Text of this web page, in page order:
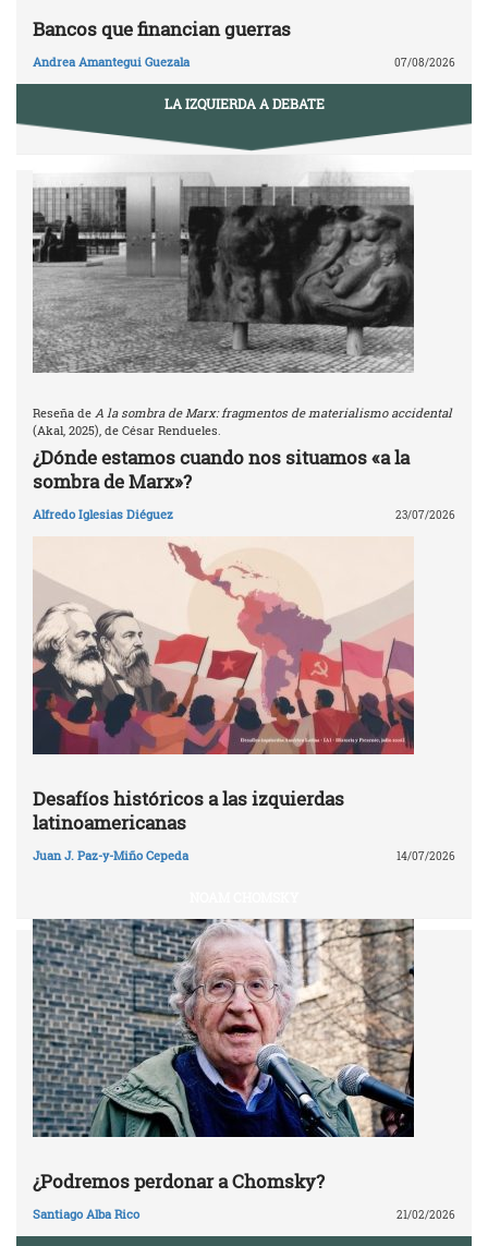
Bancos que financian guerras
Andrea Amantegui Guezala 07/08/2026
LA IZQUIERDA A DEBATE
Reseña de A la sombra de Marx: fragmentos de materialismo accidental
(Akal, 2025), de César Rendueles.
¿Dónde estamos cuando nos situamos «a la
sombra de Marx»?
Alfredo Iglesias Diéguez 23/07/2026
Desafíos históricos a las izquierdas
latinoamericanas
Juan J. Paz-y-Miño Cepeda 14/07/2026
¿Podremos perdonar a Chomsky?
Santiago Alba Rico 21/02/2026